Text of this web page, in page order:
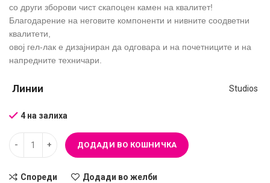
со други зборови чист скапоцен камен на квалитет!
Благодарение на неговите компоненти и нивните соодветни
квалитети,
овој гел-лак е дизајниран да одговара и на почетниците и на
напредните техничари.
Линии Studios
4 на залиха
ДОДАДИ ВО КОШНИЧКА
Спореди Додади во желби